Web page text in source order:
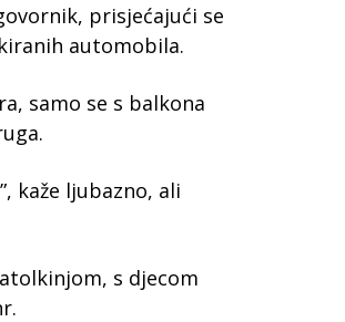
prisjećajući se
automobila.
samo se s balkona
kaže ljubazno, ali
s djecom